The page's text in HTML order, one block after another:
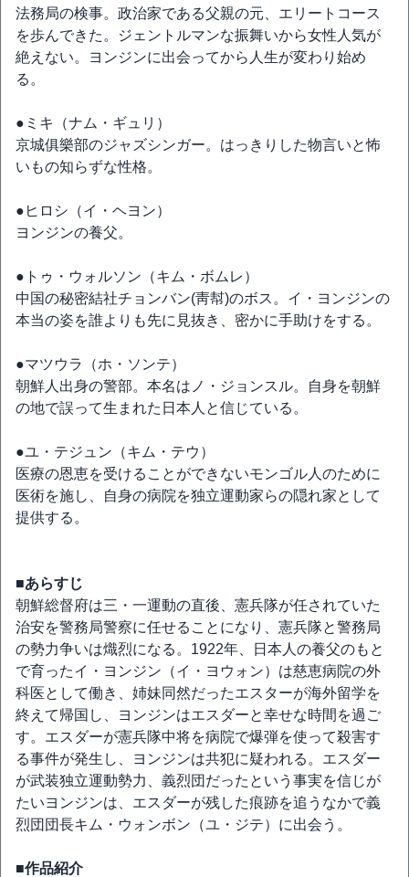
法務局の検事。政治家である父親の元、エリートコース
を歩んできた。ジェントルマンな振舞いから女性人気が
絶えない。ヨンジンに出会ってから人生が変わり始め
る。
●ミキ（ナム・ギュリ）
京城俱樂部のジャズシンガー。はっきりした物言いと怖
いもの知らずな性格。
●ヒロシ（イ・ヘヨン）
ヨンジンの養父。
●トゥ・ウォルソン（キム・ボムレ）
中国の秘密結社チョンバン(靑幇)のボス。イ・ヨンジンの
本当の姿を誰よりも先に見抜き、密かに手助けをする。
●マツウラ（ホ・ソンテ）
朝鮮人出身の警部。本名はノ・ジョンスル。自身を朝鮮
の地で誤って生まれた日本人と信じている。
●ユ・テジュン（キム・テウ）
医療の恩恵を受けることができないモンゴル人のために
医術を施し、自身の病院を独立運動家らの隠れ家として
提供する。
■あらすじ
朝鮮総督府は三・一運動の直後、憲兵隊が任されていた
治安を警務局警察に任せることになり、憲兵隊と警務局
の勢力争いは熾烈になる。1922年、日本人の養父のもと
で育ったイ・ヨンジン（イ・ヨウォン）は慈恵病院の外
科医として働き、姉妹同然だったエスターが海外留学を
終えて帰国し、ヨンジンはエスダーと幸せな時間を過ご
す。エスダーが憲兵隊中将を病院で爆弾を使って殺害す
る事件が発生し、ヨンジンは共犯に疑われる。エスダー
が武装独立運動勢力、義烈団だったという事実を信じが
たいヨンジンは、エスダーが残した痕跡を追うなかで義
烈団団長キム・ウォンボン（ユ・ジテ）に出会う。
■作品紹介